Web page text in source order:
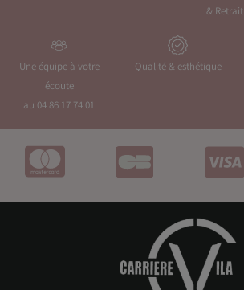
& Retrait
Une équipe à votre
écoute
au 04 86 17 74 01
Qualité & esthétique